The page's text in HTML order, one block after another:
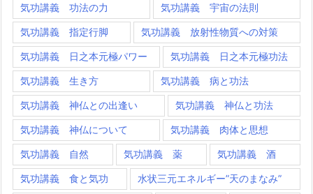
気功講義 功法の力 気功講義 宇宙の法則
気功講義 指定行脚 気功講義 放射性物質への対策
気功講義 日之本元極パワー 気功講義 日之本元極功法
気功講義 生き方 気功講義 病と功法
気功講義 神仏との出逢い 気功講義 神仏と功法
気功講義 神仏について 気功講義 肉体と思想
気功講義 自然 気功講義 薬 気功講義 酒
気功講義 食と気功 水状三元エネルギー”天のまなみ”